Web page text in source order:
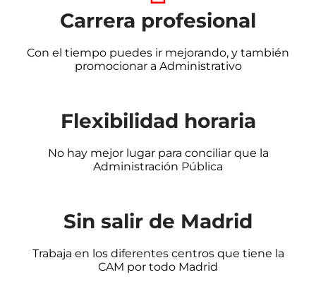
Carrera profesional
Con el tiempo puedes ir mejorando, y también
promocionar a Administrativo
Flexibilidad horaria
No hay mejor lugar para conciliar que la
Administración Pública
Sin salir de Madrid
Trabaja en los diferentes centros que tiene la
CAM por todo Madrid